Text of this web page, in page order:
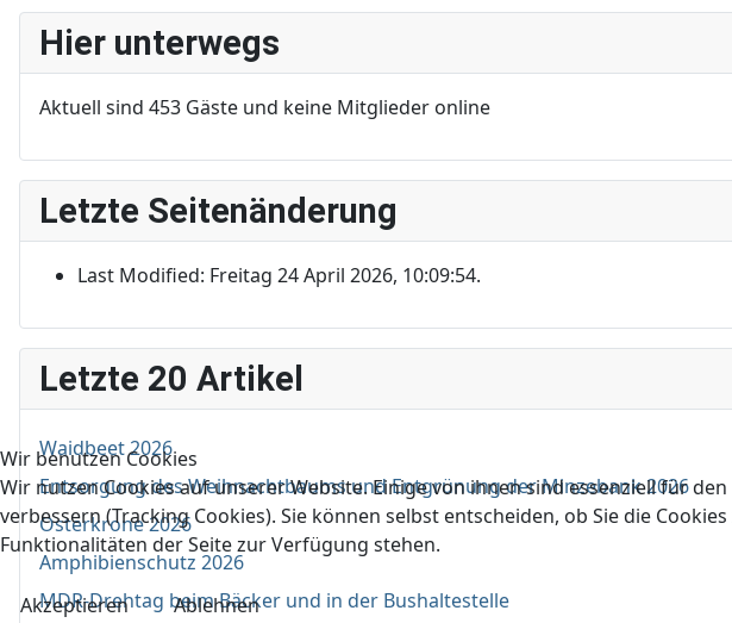
Hier unterwegs
Aktuell sind 453 Gäste und keine Mitglieder online
Letzte Seitenänderung
Last Modified: Freitag 24 April 2026, 10:09:54.
Letzte 20 Artikel
Waidbeet 2026
Entsorgung des Weihnachtbaums und Entgrünung der Minzebank 2026
Osterkrone 2026
Amphibienschutz 2026
MDR-Drehtag beim Bäcker und in der Bushaltestelle
Wir benutzen Cookies
Wir nutzen Cookies auf unserer Website. Einige von ihnen sind essenziell für
verbessern (Tracking Cookies). Sie können selbst entscheiden, ob Sie die
Funktionalitäten der Seite zur Verfügung stehen.
Akzeptieren
Ablehnen